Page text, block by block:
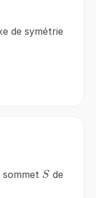
de symétrie
sommet S
S de